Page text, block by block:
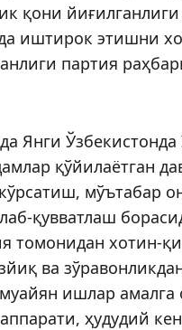
қони йиғилганлиги
иштирок этишни
партия
Янги
қўйилаётган
мўътабар
қувватлаш
хотин-
ва
ишлар
ҳудудий